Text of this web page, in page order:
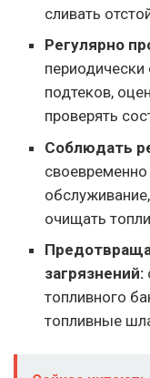
сливать
Регулярно
периодически
подтеков,
проверять
Соблюдать
своевременно
очищать
загрязнений:
топливного
топливные